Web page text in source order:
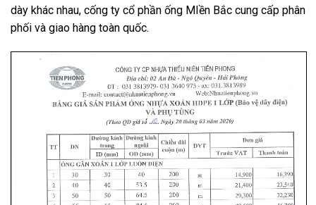
dày khác nhau, cống ty cổ phần ống MIền Bắc cung cấp phân
phối và giao hàng toàn quốc.